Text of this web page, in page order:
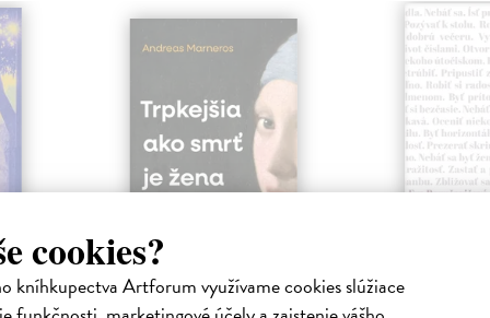
cookies?
kníhkupectva Artforum využívame cookies slúžiace
Trpkejšia ako smrť